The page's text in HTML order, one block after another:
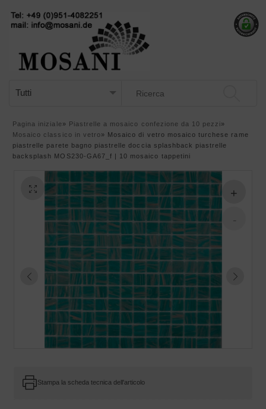
Pagina iniziale » Piastrelle a mosaico confezione da 10 pezzi»
Mosaico classico in vetro» Mosaico di vetro mosaico turchese rame
piastrelle parete bagno piastrelle doccia splashback piastrelle
backsplash MOS230-GA67_f | 10 mosaico tappetini
Stampa la scheda tecnica dell'articolo